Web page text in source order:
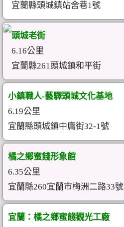
宜蘭縣頭城鎮站舍巷1號
頭城老街
6.16公里
宜蘭縣261頭城鎮和平街
小鎮職人-藝驛頭城文化基地
6.19公里
宜蘭縣頭城鎮中庸街32-1號
橘之鄉蜜餞形象館
6.35公里
宜蘭縣260宜蘭市梅洲二路33號
宜蘭：橘之鄉蜜餞觀光工廠